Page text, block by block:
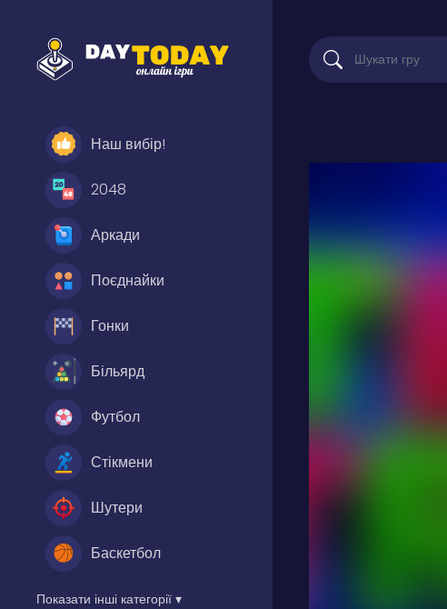
Наш вибір!
2048
Аркади
Поєднайки
Гонки
Більярд
Футбол
Стікмени
Шутери
Баскетбол
Показати інші категорії ▾